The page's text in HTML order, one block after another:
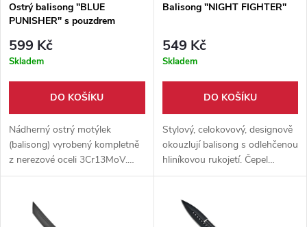
Ostrý balisong "BLUE
PUNISHER" s pouzdrem
599 Kč
Skladem
DO KOŠÍKU
Nádherný ostrý motýlek
(balisong) vyrobený kompletně
z nerezové oceli 3Cr13MoV.
Rukojeti nože jsou nýtované,
spíše pro pokročilé flippery.
Dodáváno se sametovým
Balisong "NIGHT FIGHTER"
549 Kč
Skladem
DO KOŠÍKU
Stylový, celokovový, designově
okouzlují balisong s odlehčenou
hliníkovou rukojetí. Čepel
dýkovitého tvaru ostřena z